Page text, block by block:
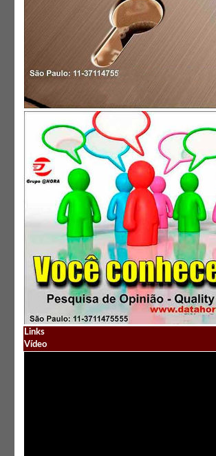
Links
Vídeo